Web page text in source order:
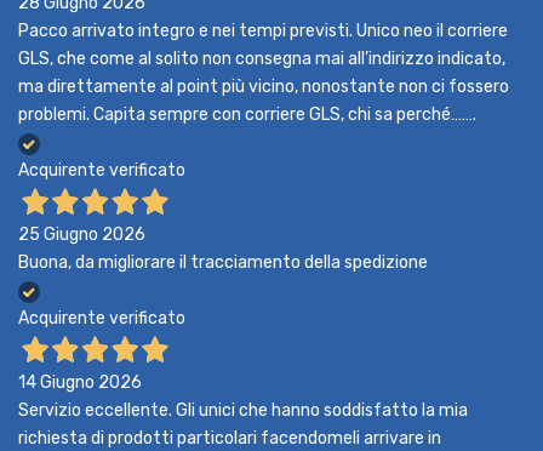
Pacco arrivato integro e nei tempi previsti. Unico neo il corriere
GLS, che come al solito non consegna mai all’indirizzo indicato,
ma direttamente al point più vicino, nonostante non ci fossero
problemi. Capita sempre con corriere GLS, chi sa perché…….
Acquirente verificato
25 Giugno 2026
Buona, da migliorare il tracciamento della spedizione
Acquirente verificato
14 Giugno 2026
Servizio eccellente. Gli unici che hanno soddisfatto la mia
richiesta di prodotti particolari facendomeli arrivare in